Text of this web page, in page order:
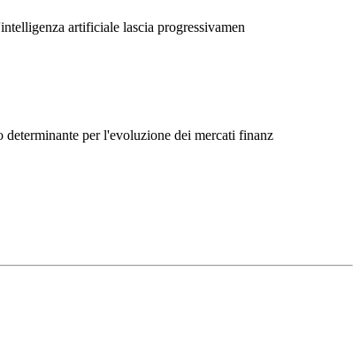
artificiale lascia progressivamen
per l'evoluzione dei mercati finanz